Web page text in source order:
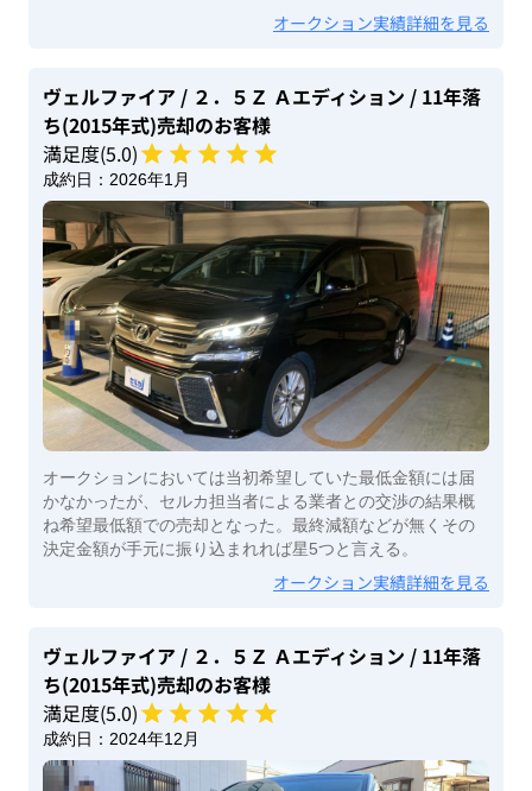
オークション実績詳細を見る
ヴェルファイア / ２．５Ｚ Ａエディション / 11年落
ち(2015年式)売却のお客様
満足度(5.0)
成約日： 2026年1月
オークションにおいては当初希望していた最低金額には届
かなかったが、セルカ担当者による業者との交渉の結果概
ね希望最低額での売却となった。最終減額などが無くその
決定金額が手元に振り込まれれば星5つと言える。
オークション実績詳細を見る
ヴェルファイア / ２．５Ｚ Ａエディション / 11年落
ち(2015年式)売却のお客様
満足度(5.0)
成約日： 2024年12月